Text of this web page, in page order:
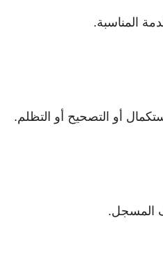
المناسبة.
أو التصحيح أو التظلم.
المسجل.